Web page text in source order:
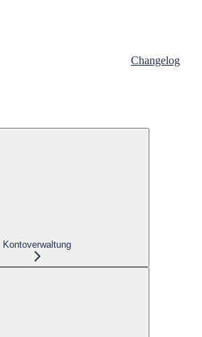
Changelog
Kontoverwaltung